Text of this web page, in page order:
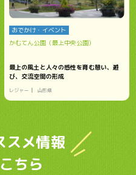
おでかけ・イベント
かむてん公園（最上中央公園）
最上の風土と人々の感性を育む憩い、遊
び、交流空間の形成
レジャー 山形県
スメ情報
ちら